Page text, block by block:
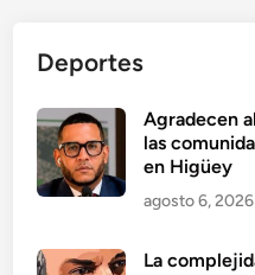
Deportes
Agradecen
las
en Higüey
agosto 6, 2026
La